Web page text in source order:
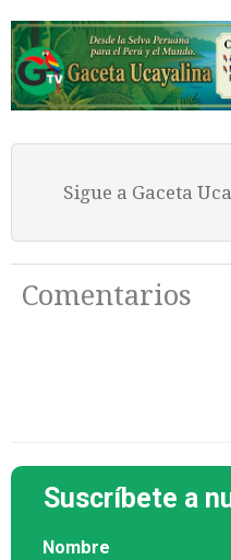
Sigue a Gaceta
Comentarios
Suscríbete a
Nombre